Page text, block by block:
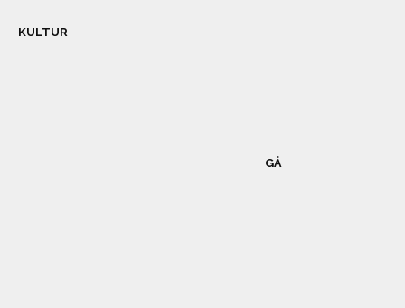
KULTUR
GÅ